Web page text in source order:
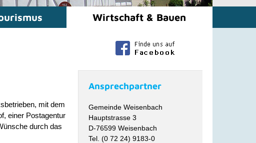
Wirtschaft & Bauen
mit dem
einer Postagentur
durch das
Ansprechpartner
Gemeinde Weisenbach
Hauptstrasse 3
D-76599 Weisenbach
Tel. (0 72 24) 9183-0